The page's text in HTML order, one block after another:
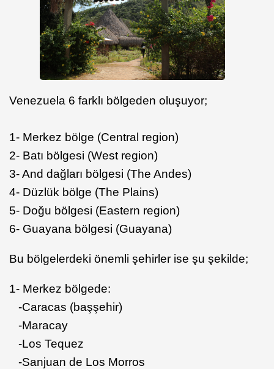
Venezuela 6 farklı bölgeden oluşuyor;
1- Merkez bölge (Central region)
2- Batı bölgesi (West region)
3- And dağları bölgesi (The Andes)
4- Düzlük bölge (The Plains)
5- Doğu bölgesi (Eastern region)
6- Guayana bölgesi (Guayana)
Bu bölgelerdeki önemli şehirler ise şu şekilde;
1- Merkez bölgede:
-Caracas (başşehir)
-Maracay
-Los Tequez
-Sanjuan de Los Morros